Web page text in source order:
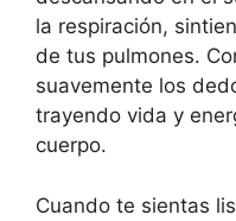
la respiración,
de tus pulmones.
suavemente los
trayendo vida y
cuerpo.
Cuando te sientas